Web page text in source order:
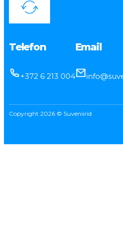
Telefon
+372 6 213 004
Email
Copyright 2026 © Suveniirid